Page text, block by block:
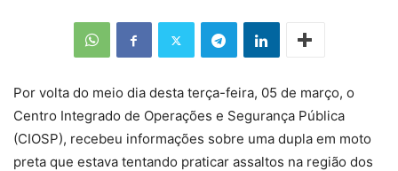
Por volta do meio dia desta terça-feira, 05 de março, o
Centro Integrado de Operações e Segurança Pública
(CIOSP), recebeu informações sobre uma dupla em moto
preta que estava tentando praticar assaltos na região dos